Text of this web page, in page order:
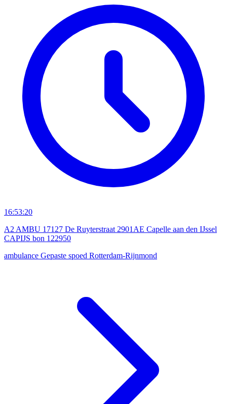
16:53:20
A2 AMBU 17127 De Ruyterstraat 2901AE Capelle aan den IJssel
CAPIJS bon 122950
ambulance Gepaste spoed Rotterdam-Rijnmond